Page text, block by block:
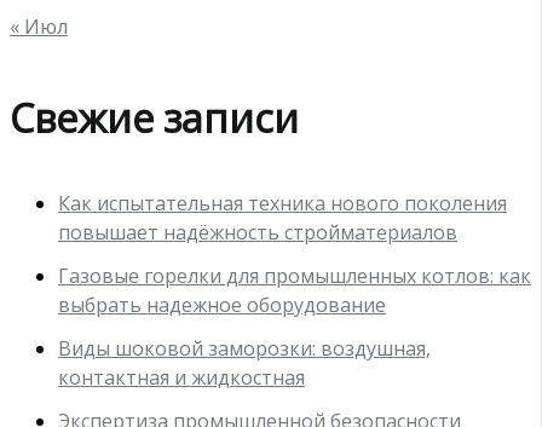
« Июл
Свежие записи
Как испытательная техника нового поколения
повышает надёжность стройматериалов
Газовые горелки для промышленных котлов: как
выбрать надежное оборудование
Виды шоковой заморозки: воздушная,
контактная и жидкостная
Экспертиза промышленной безопасности